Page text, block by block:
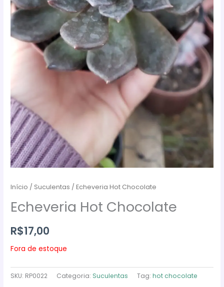
Início / Suculentas / Echeveria Hot Chocolate
Echeveria Hot Chocolate
R$17,00
Fora de estoque
SKU: RP0022 Categoria: Suculentas Tag:hot chocolate